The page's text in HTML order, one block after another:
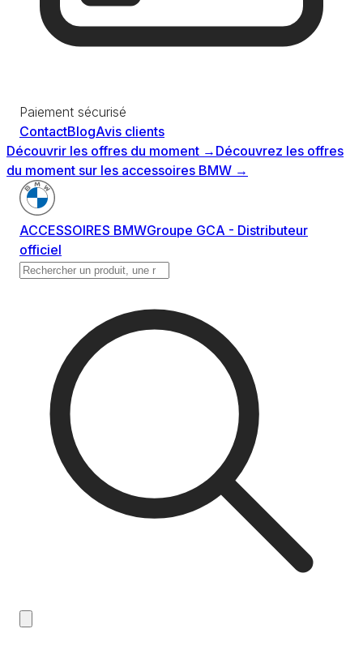
Paiement sécurisé
ContactBlogAvis clients
Découvrir les offres du moment → Découvrez les offres
du moment sur les accessoires BMW →
ACCESSOIRES BMWGroupe GCA - Distributeur
officiel